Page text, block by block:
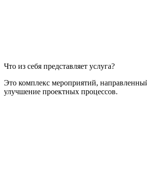
Что из себя представляет услуга?
Это комплекс мероприятий,
улучшение проектных процессов.